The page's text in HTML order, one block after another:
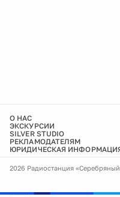
О НАС
ЭКСКУРСИИ
SILVER STUDIO
РЕКЛАМОДАТЕЛЯМ
ЮРИДИЧЕСКАЯ
2026 Радиостанция